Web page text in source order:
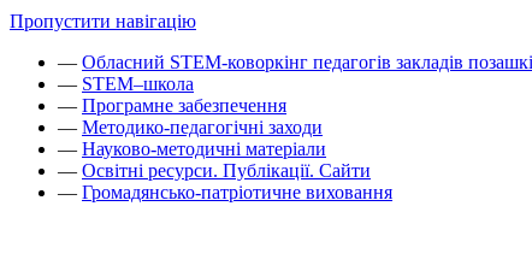
Пропустити навігацію
— Обласний STEM-коворкінг педагогів закладів
— STEM–школа
— Програмне забезпечення
— Методико-педагогічні заходи
— Науково-методичні матеріали
— Освітні ресурси. Публікації. Сайти
— Громадянсько-патріотичне виховання